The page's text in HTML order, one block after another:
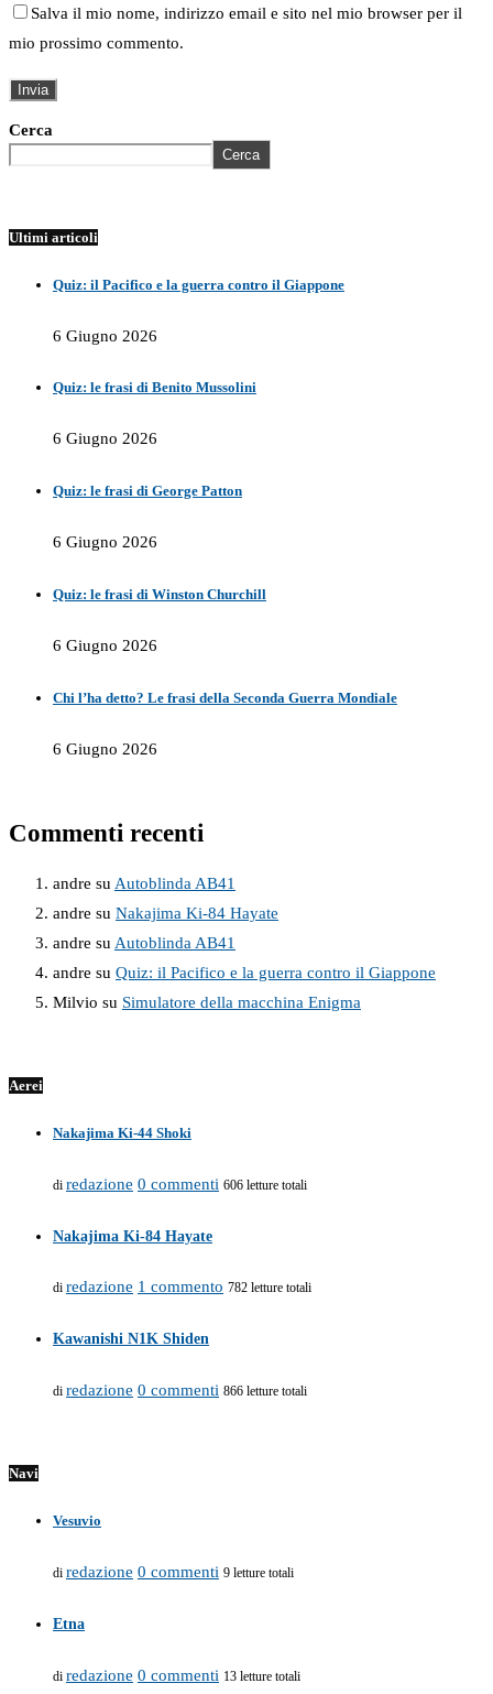
Salva il mio nome, indirizzo email e sito nel mio browser per il
mio prossimo commento.
Cerca
Cerca
Ultimi articoli
Quiz: il Pacifico e la guerra contro il Giappone
6 Giugno 2026
Quiz: le frasi di Benito Mussolini
6 Giugno 2026
Quiz: le frasi di George Patton
6 Giugno 2026
Quiz: le frasi di Winston Churchill
6 Giugno 2026
Chi l’ha detto? Le frasi della Seconda Guerra Mondiale
6 Giugno 2026
Commenti recenti
andre su Autoblinda AB41
andre su Nakajima Ki-84 Hayate
andre su Autoblinda AB41
andre su Quiz: il Pacifico e la guerra contro il Giappone
Milvio su Simulatore della macchina Enigma
Aerei
Nakajima Ki-44 Shoki
di redazione 0 commenti 606 letture totali
Nakajima Ki-84 Hayate
di redazione 1 commento 782 letture totali
Kawanishi N1K Shiden
di redazione 0 commenti 866 letture totali
Navi
Vesuvio
di redazione 0 commenti 9 letture totali
Etna
di redazione 0 commenti 13 letture totali